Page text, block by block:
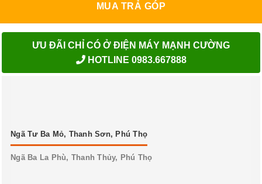
MUA TRẢ GÓP
ƯU ĐÃI CHỈ CÓ Ở ĐIỆN MÁY MẠNH CƯỜNG
HOTLINE 0983.667888
Ngã Tư Ba Mỏ, Thanh Sơn, Phú Thọ
Ngã Ba La Phù, Thanh Thủy, Phú Thọ